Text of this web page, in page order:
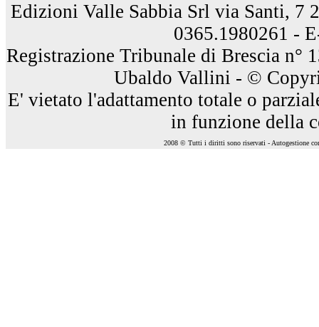
Edizioni Valle Sabbia Srl via Santi, 7
0365.1980261 -
Registrazione Tribunale di Brescia n°
Ubaldo Vallini - ©
E' vietato l'adattamento totale o
in funzione della
2008 © Tutti i diritti sono riservati - Autogestione